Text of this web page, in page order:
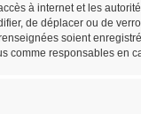
à internet et les
de déplacer ou de
soient
comme responsables en